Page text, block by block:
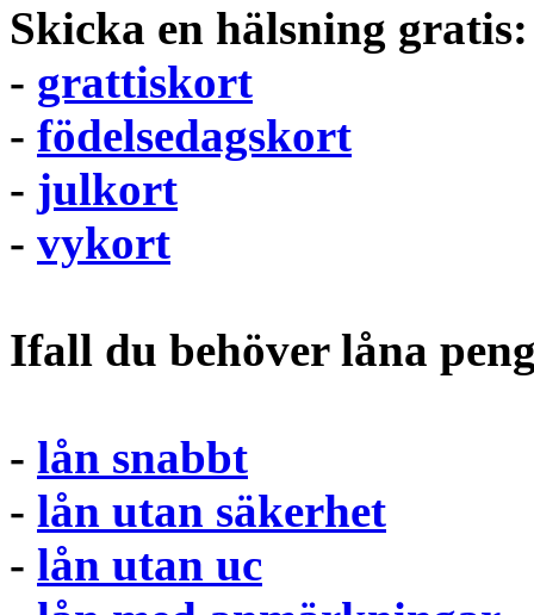
Skicka en hälsning gratis:
- grattiskort
- födelsedagskort
- julkort
- vykort
Ifall du behöver låna
- lån snabbt
- lån utan säkerhet
- lån utan uc